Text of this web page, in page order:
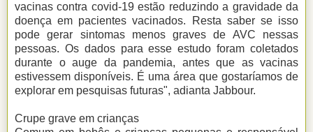
vacinas contra covid-19 estão reduzindo a gravidade da
doença em pacientes vacinados. Resta saber se isso
pode gerar sintomas menos graves de AVC nessas
pessoas. Os dados para esse estudo foram coletados
durante o auge da pandemia, antes que as vacinas
estivessem disponíveis. É uma área que gostaríamos de
explorar em pesquisas futuras", adianta Jabbour.
Crupe grave em crianças